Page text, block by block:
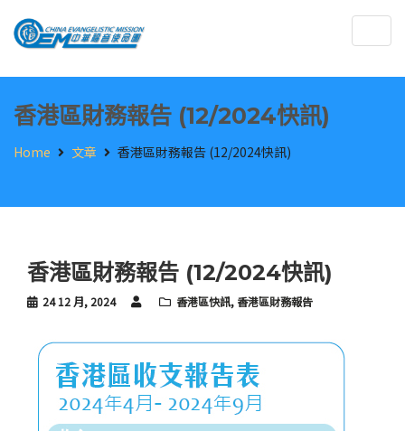
香港區財務報告 (12/2024快訊)
Home 文章 香港區財務報告 (12/2024快訊)
香港區財務報告 (12/2024快訊)
24 12 月, 2024 香港區快訊, 香港區財務報告